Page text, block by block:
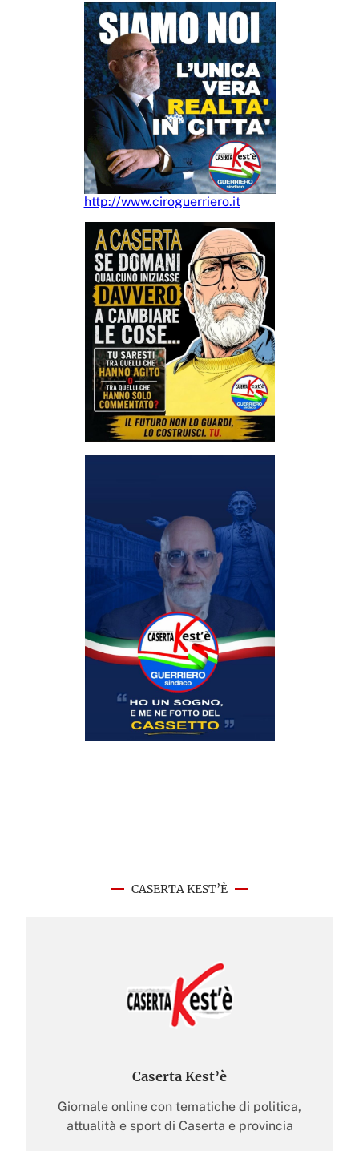
http://www.ciroguerriero.it
CASERTA KEST’È
Caserta Kest’è
Giornale online con tematiche di politica,
attualità e sport di Caserta e provincia